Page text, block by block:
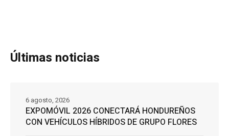
Últimas noticias
EXPOMÓVIL 2026 CONECTARÁ HONDUREÑOS
CON VEHÍCULOS HÍBRIDOS DE GRUPO FLORES
6 agosto, 2026